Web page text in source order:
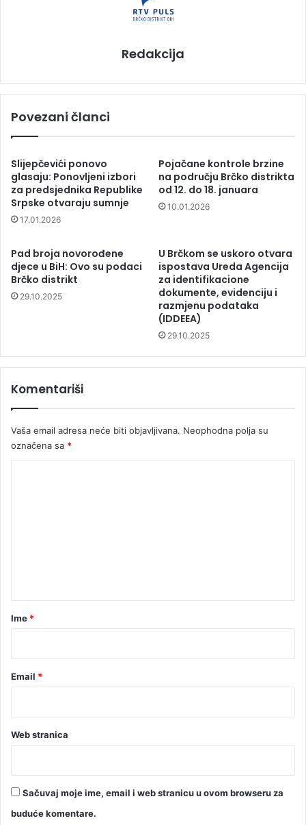
Redakcija
Povezani članci
Slijepčevići ponovo
glasaju: Ponovljeni izbori
za predsjednika Republike
Srpske otvaraju sumnje
17.01.2026
Pojačane kontrole brzine
na području Brčko distrikta
od 12. do 18. januara
10.01.2026
Pad broja novorođene
djece u BiH: Ovo su podaci
Brčko distrikt
29.10.2025
U Brčkom se uskoro otvara
ispostava Ureda Agencija
za identifikacione
dokumente, evidenciju i
razmjenu podataka
(IDDEEA)
29.10.2025
Komentariši
Vaša email adresa neće biti objavljivana. Neophodna polja su
označena sa *
rIme *
Email *
Web stranica
Sačuvaj moje ime, email i web stranicu u ovom browseru za
buduće komentare.